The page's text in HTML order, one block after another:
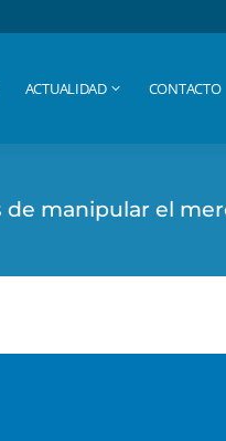
ACTUALIDAD CONTACTO
de manipular el